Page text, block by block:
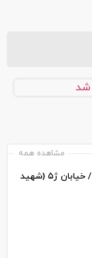
مشاهده همه
۳ باب مغازه محدوده پستک خریداری و تخریب شد / خیابان ژ۵ (شهید